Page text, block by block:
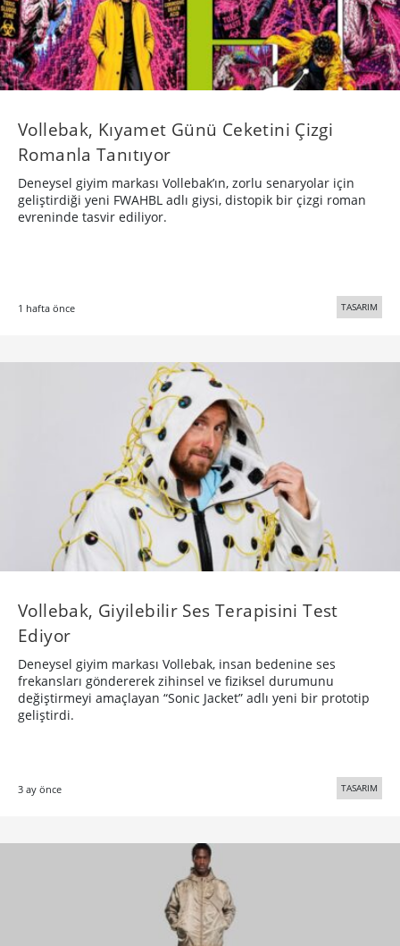
Vollebak, Kıyamet Günü Ceketini Çizgi
Romanla Tanıtıyor
Deneysel giyim markası Vollebak’ın, zorlu senaryolar için
geliştirdiği yeni FWAHBL adlı giysi, distopik bir çizgi roman
evreninde tasvir ediliyor.
1 hafta önce TASARIM
Vollebak, Giyilebilir Ses Terapisini Test
Ediyor
Deneysel giyim markası Vollebak, insan bedenine ses
frekansları göndererek zihinsel ve fiziksel durumunu
değiştirmeyi amaçlayan “Sonic Jacket” adlı yeni bir prototip
geliştirdi.
3 ay önce TASARIM